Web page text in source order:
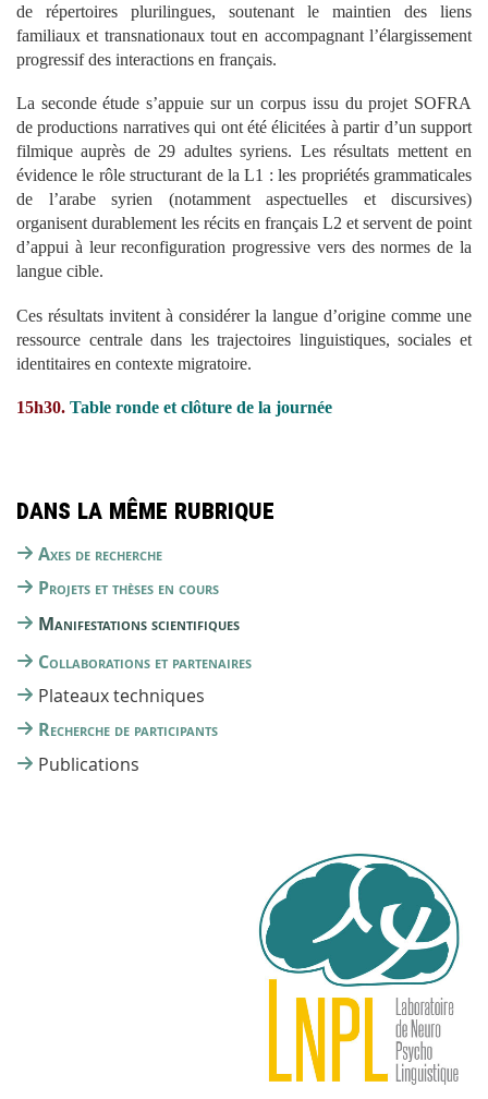
de répertoires plurilingues, soutenant le maintien des liens
familiaux et transnationaux tout en accompagnant l’élargissement
progressif des interactions en français.
La seconde étude s’appuie sur un corpus issu du projet SOFRA
de productions narratives qui ont été élicitées à partir d’un support
filmique auprès de 29 adultes syriens. Les résultats mettent en
évidence le rôle structurant de la L1 : les propriétés grammaticales
de l’arabe syrien (notamment aspectuelles et discursives)
organisent durablement les récits en français L2 et servent de point
d’appui à leur reconfiguration progressive vers des normes de la
langue cible.
Ces résultats invitent à considérer la langue d’origine comme une
ressource centrale dans les trajectoires linguistiques, sociales et
identitaires en contexte migratoire.
15h30. Table ronde et clôture de la journée
Dans la même rubrique
Axes de recherche
Projets et thèses en cours
Manifestations scientifiques
Collaborations et partenaires
Plateaux techniques
Recherche de participants
Publications